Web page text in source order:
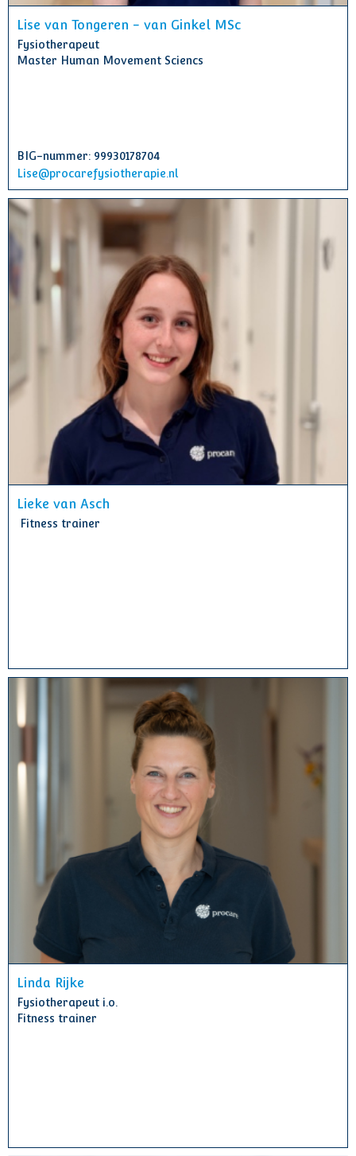
Lise van Tongeren - van Ginkel MSc
Fysiotherapeut
Master Human Movement Sciencs
BIG-nummer: 99930178704
Lise@procarefysiotherapie.nl
Lieke van Asch
Fitness trainer
Linda Rijke
Fysiotherapeut i.o.
Fitness trainer